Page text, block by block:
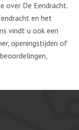
over De Eendracht.
en het
vindt u ook een
openingstijden of